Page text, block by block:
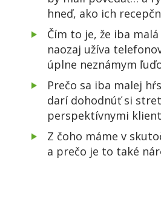
hneď, ako ich
Čím to je, že iba
naozaj užíva
úplne neznámym
Prečo sa iba malej
darí dohodnúť si
perspektívnymi
Z čoho máme v
a prečo je to také